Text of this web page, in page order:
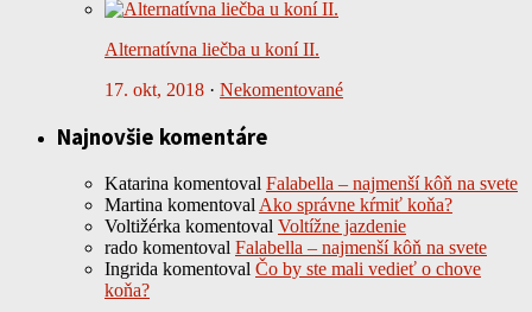
Alternatívna liečba u koní II.
17. okt, 2018 · Nekomentované
Najnovšie komentáre
Katarina komentoval Falabella – najmenší kôň na svete
Martina komentoval Ako správne kŕmiť koňa?
Voltižérka komentoval Voltížne jazdenie
rado komentoval Falabella – najmenší kôň na svete
Ingrida komentoval Čo by ste mali vedieť o chove
koňa?